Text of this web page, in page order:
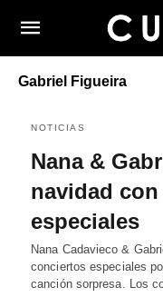
Gabriel Figueira
NOTICIAS
Nana &
navidad
especiales
Nana Cadavieco &
conciertos especiales
canción sorpresa. Los